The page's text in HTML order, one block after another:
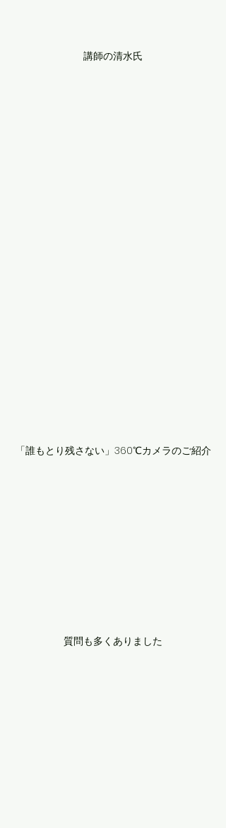
講師の清水氏
「誰もとり残さない」360℃カメラのご紹介
質問も多くありました